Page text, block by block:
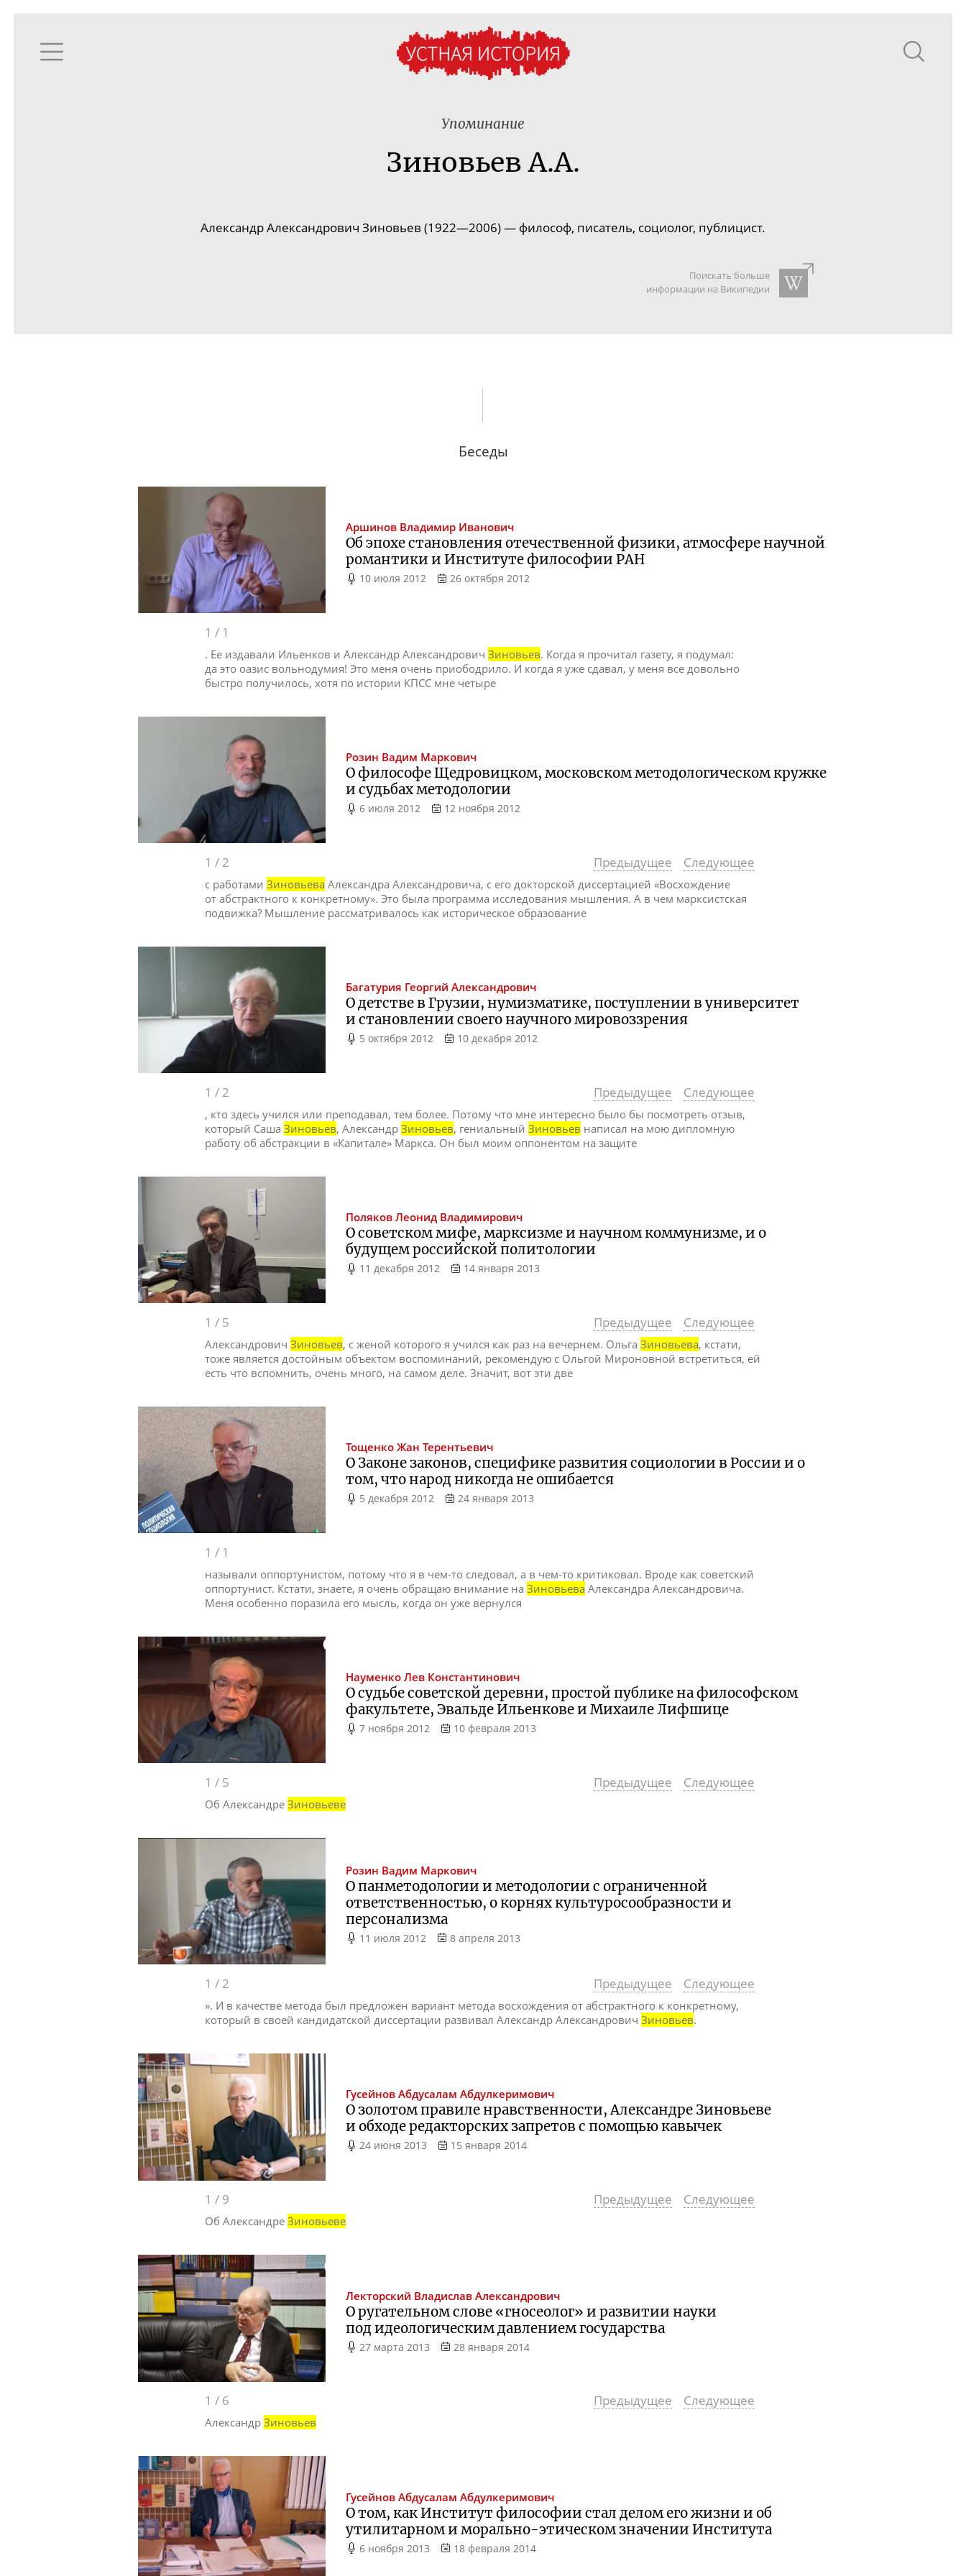
Упоминание
Зиновьев А.А.
Александр Александрович Зиновьев (1922—2006) — философ, писатель, социолог, публицист.
Поискать больше
информации на Википедии
Беседы
Аршинов Владимир Иванович
Об эпохе становления отечественной физики, атмосфере научной
романтики и Институте философии РАН
10 июля 2012 26 октября 2012
1 / 1
. Ее издавали Ильенков и Александр АлександровичЗиновьев. Когда я прочитал газету, я подумал:
да это оазис вольнодумия! Это меня очень приободрило. И когда я уже сдавал, у меня все довольно
быстро получилось, хотя по истории КПСС мне четыре
Розин Вадим Маркович
О философе Щедровицком, московском методологическом кружке
и судьбах методологии
6 июля 2012 12 ноября 2012
1 / 2 Предыдущее Следующее
с работамиЗиновьева Александра Александровича, с его докторской диссертацией «Восхождение
от абстрактного к конкретному». Это была программа исследования мышления. А в чем марксистская
подвижка? Мышление рассматривалось как историческое образование
Багатурия Георгий Александрович
О детстве в Грузии, нумизматике, поступлении в университет
и становлении своего научного мировоззрения
5 октября 2012 10 декабря 2012
1 / 2 Предыдущее Следующее
, кто здесь учился или преподавал, тем более. Потому что мне интересно было бы посмотреть отзыв,
который СашаЗиновьев, АлександрЗиновьев, гениальныйЗиновьев написал на мою дипломную
работу об абстракции в «Капитале» Маркса. Он был моим оппонентом на защите
Поляков Леонид Владимирович
О советском мифе, марксизме и научном коммунизме, и о
будущем российской политологии
11 декабря 2012 14 января 2013
1 / 5 Предыдущее Следующее
АлександровичЗиновьев, с женой которого я учился как раз на вечернем. ОльгаЗиновьева, кстати,
тоже является достойным объектом воспоминаний, рекомендую с Ольгой Мироновной встретиться, ей
есть что вспомнить, очень много, на самом деле. Значит, вот эти две
Тощенко Жан Терентьевич
О Законе законов, специфике развития социологии в России и о
том, что народ никогда не ошибается
5 декабря 2012 24 января 2013
1 / 1
называли оппортунистом, потому что я в чем-то следовал, а в чем-то критиковал. Вроде как советский
оппортунист. Кстати, знаете, я очень обращаю внимание наЗиновьева Александра Александровича.
Меня особенно поразила его мысль, когда он уже вернулся
Науменко Лев Константинович
О судьбе советской деревни, простой публике на философском
факультете, Эвальде Ильенкове и Михаиле Лифшице
7 ноября 2012 10 февраля 2013
1 / 5 Предыдущее Следующее
Об АлександреЗиновьеве
Розин Вадим Маркович
О панметодологии и методологии с ограниченной
ответственностью, о корнях культуросообразности и
персонализма
11 июля 2012 8 апреля 2013
1 / 2 Предыдущее Следующее
». И в качестве метода был предложен вариант метода восхождения от абстрактного к конкретному,
который в своей кандидатской диссертации развивал Александр АлександровичЗиновьев.
Гусейнов Абдусалам Абдулкеримович
О золотом правиле нравственности, Александре Зиновьеве
и обходе редакторских запретов с помощью кавычек
24 июня 2013 15 января 2014
1 / 9 Предыдущее Следующее
Об АлександреЗиновьеве
Лекторский Владислав Александрович
О ругательном слове «гносеолог» и развитии науки
под идеологическим давлением государства
27 марта 2013 28 января 2014
1 / 6 Предыдущее Следующее
АлександрЗиновьев
Гусейнов Абдусалам Абдулкеримович
О том, как Институт философии стал делом его жизни и об
утилитарном и морально-этическом значении Института
6 ноября 2013 18 февраля 2014